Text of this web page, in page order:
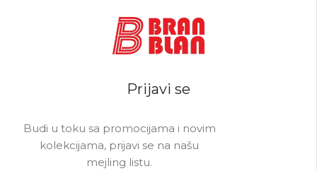
Prijavi se
Budi u toku sa promocijama i novim
kolekcijama, prijavi se na našu
mejling listu.